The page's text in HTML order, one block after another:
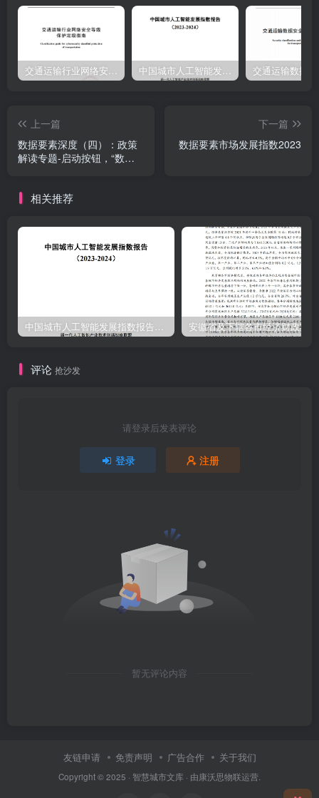
上一篇
数据要素深度（四）：政策
解读专题-启动按钮，“数据
下一篇
数据要素市场发展指数2023
相关推荐
评论 抢沙发
请登录后发表评论
登录 注册
暂无评论内容
友链申请 免责声明 广告合作 关于我们
Copyright © 2025 · 智慧城市文库 · 由康沃思物联运营.